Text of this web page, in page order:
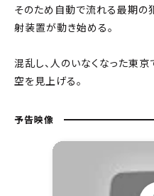
そのため自動で流れる最期の
射装置が動き始める。
混乱し、人のいなくなった東京
空を見上げる。
予告映像